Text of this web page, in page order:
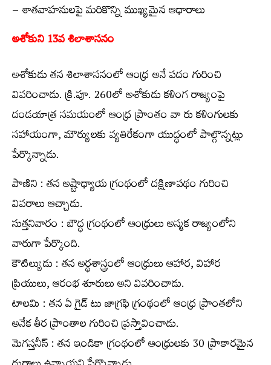
– శాతవాహనులపై మరికొన్ని ముఖ్యమైన ఆధారాలు
అశోకుని 13వ శిలాశాసనం
అశోకుడు తన శిలాశాసనంలో ఆంధ్ర అనే పదం గురించి
వివరించాడు. క్రి.పూ. 260లో అశోకుడు కళింగ రాజ్యంపై
దండయాత్ర సమయంలో ఆంధ్ర ప్రాంతం వా రు కళింగులకు
సహాయంగా, మౌర్యులకు వ్యతిరేకంగా యుద్ధంలో పాల్గొన్నట్లు
పేర్కొన్నాడు.
పాణిని : తన అష్టాధ్యాయ గ్రంథంలో దక్షిణాపథం గురించి
వివరాలు ఆచ్చాడు.
సుత్తనివారం : బౌద్ధ గ్రంథంలో ఆంధ్రులు అస్మక రాజ్యంలోని
వారుగా పేర్కొంది.
కౌటిల్యుడు : తన అర్థశాస్త్రంలో ఆంధ్రులు ఆహార, విహార
ప్రియులు, ఆరంభ శూరులు అని వివరించాడు.
టాలమి : తన ఏ గైడ్ టు జాగ్రఫి గ్రంథంలో ఆంధ్ర ప్రాంతలోని
అనేక తీర ప్రాంతాల గురించి ప్రస్తావించాడు.
మెగస్తనీస్ : తన ఇండికా గ్రంథంలో ఆంధ్రులకు 30 ప్రాకారమైన